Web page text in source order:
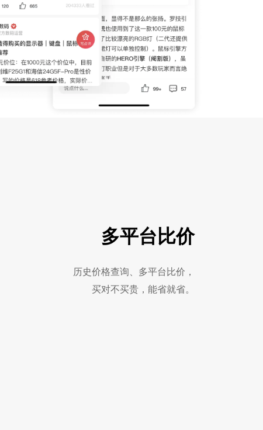
多平台比价
历史价格查询、多平台比价，
买对不买贵，能省就省。